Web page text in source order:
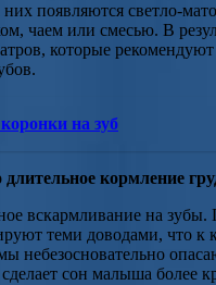
появляются светло-
чаем или смесью. В
которые
на зуб
кормление
вскармливание на
теми доводами, что
сон малыша более